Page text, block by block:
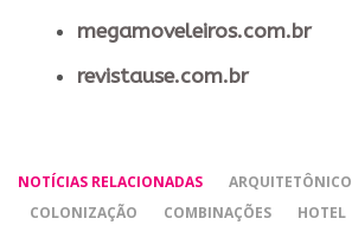
megamoveleiros.com.br
revistause.com.br
NOTÍCIAS RELACIONADAS ARQUITETÔNICO
COLONIZAÇÃO
COMBINAÇÕES HOTEL